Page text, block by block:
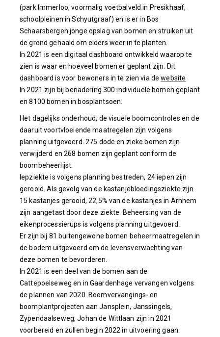
(park Immerloo, voormalig voetbalveld in Presikhaaf,
schoolpleinen in Schyutgraaf) en is er in Bos
Schaarsbergen jonge opslag van bomen en struiken uit
de grond gehaald om elders weer in te planten.
In 2021 is een digitaal dashboard ontwikkeld waarop te
zien is waar en hoeveel bomen er geplant zijn. Dit
dashboard is voor bewoners in te zien via dewebsite
In 2021 zijn bij benadering 300 individuele bomen geplant
en 8100 bomen in bosplantsoen.
Het dagelijks onderhoud, de visuele boomcontroles en de
daaruit voortvloeiende maatregelen zijn volgens
planning uitgevoerd. 275 dode en zieke bomen zijn
verwijderd en 268 bomen zijn geplant conform de
boombeheerlijst.
Iepziekte is volgens planning bestreden, 24 iepen zijn
gerooid. Als gevolg van de kastanjebloedingsziekte zijn
15 kastanjes gerooid, 22,5% van de kastanjes in Arnhem
zijn aangetast door deze ziekte. Beheersing van de
eikenprocessierups is volgens planning uitgevoerd.
Er zijn bij 81 buitengewone bomen beheermaatregelen in
de bodem uitgevoerd om de levensverwachting van
deze bomen te bevorderen.
In 2021 is een deel van de bomen aan de
Cattepoelseweg en in Gaardenhage vervangen volgens
de plannen van 2020. Boomvervangings- en
boomplantprojecten aan Jansplein, Janssingels,
Zypendaalseweg, Johan de Wittlaan zijn in 2021
voorbereid en zullen begin 2022 in uitvoering gaan.